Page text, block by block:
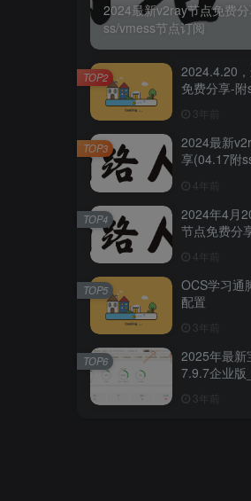
2024最新v2ray节点免费
ss/vmess节点订阅
2024.4.20
免费分享-
3年前
TOP2
2024最新
享(04.17附
4年前
TOP3
2024年4月
节点免费分
4年前
TOP4
OCS学习通
配置
3年前
TOP5
2025年最新
7.9.7企业版
3年前
TOP6